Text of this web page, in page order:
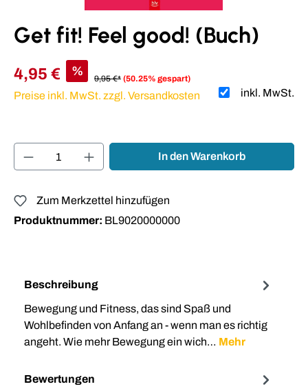
Get fit! Feel good! (Buch)
4,95 € %
9,95 €* (50.25% gespart)
inkl. MwSt.
Preise inkl. MwSt. zzgl. Versandkosten
Produkt Anzahl: Gib den gewünschten
In den Warenkorb
Zum Merkzettel hinzufügen
Produktnummer: BL9020000000
Beschreibung
Bewegung und Fitness, das sind Spaß und
Wohlbefinden von Anfang an - wenn man es richtig
angeht. Wie mehr Bewegung ein wich… Mehr
Bewertungen